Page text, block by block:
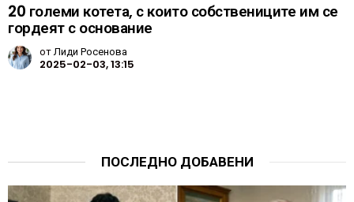
20 големи котета, с които собствениците им се
гордеят с основание
отЛиди Росенова
2025-02-03, 13:15
ПОСЛЕДНО ДОБАВЕНИ